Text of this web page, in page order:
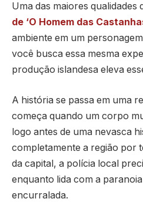
Uma das maiores qualidades
de ‘O Homem das
ambiente em um
você busca essa mesma
produção islandesa eleva
A história se passa em uma
começa quando um corpo
logo antes de uma nevasca
completamente a região por
da capital, a polícia local
enquanto lida com a
encurralada.